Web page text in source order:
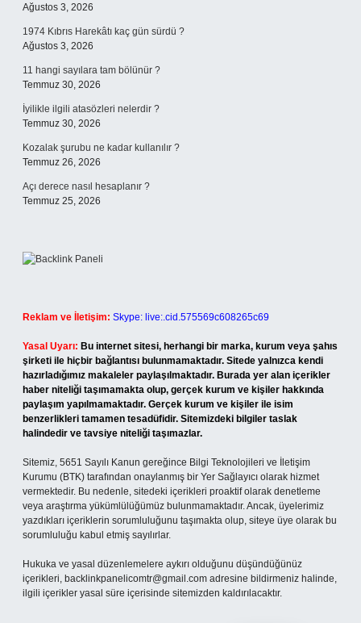
Ağustos 3, 2026
1974 Kıbrıs Harekâtı kaç gün sürdü ?
Ağustos 3, 2026
11 hangi sayılara tam bölünür ?
Temmuz 30, 2026
İyilikle ilgili atasözleri nelerdir ?
Temmuz 30, 2026
Kozalak şurubu ne kadar kullanılır ?
Temmuz 26, 2026
Açı derece nasıl hesaplanır ?
Temmuz 25, 2026
Reklam ve İletişim: Skype: live:.cid.575569c608265c69
Yasal Uyarı: Bu internet sitesi, herhangi bir marka, kurum veya şahıs
şirketi ile hiçbir bağlantısı bulunmamaktadır. Sitede yalnızca kendi
hazırladığımız makaleler paylaşılmaktadır. Burada yer alan içerikler
haber niteliği taşımamakta olup, gerçek kurum ve kişiler hakkında
paylaşım yapılmamaktadır. Gerçek kurum ve kişiler ile isim
benzerlikleri tamamen tesadüfidir. Sitemizdeki bilgiler taslak
halindedir ve tavsiye niteliği taşımazlar.
Sitemiz, 5651 Sayılı Kanun gereğince Bilgi Teknolojileri ve İletişim
Kurumu (BTK) tarafından onaylanmış bir Yer Sağlayıcı olarak hizmet
vermektedir. Bu nedenle, sitedeki içerikleri proaktif olarak denetleme
veya araştırma yükümlülüğümüz bulunmamaktadır. Ancak, üyelerimiz
yazdıkları içeriklerin sorumluluğunu taşımakta olup, siteye üye olarak bu
sorumluluğu kabul etmiş sayılırlar.
Hukuka ve yasal düzenlemelere aykırı olduğunu düşündüğünüz
içerikleri, backlinkpanelicomtr@gmail.com adresine bildirmeniz halinde,
ilgili içerikler yasal süre içerisinde sitemizden kaldırılacaktır.